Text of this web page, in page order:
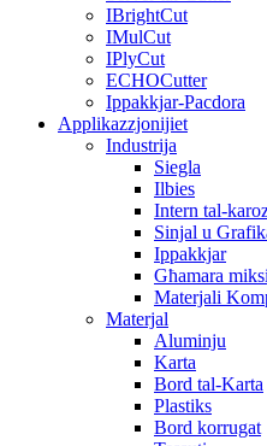
IBrightCut
IMulCut
IPlyCut
ECHOCutter
Ippakkjar-Pacdora
Applikazzjonijiet
Industrija
Siegla
Ilbies
Intern tal-
Sinjal u
Ippakkjar
Għamara
Materjali
Materjal
Aluminju
Karta
Bord tal-Karta
Plastiks
Bord korrugat